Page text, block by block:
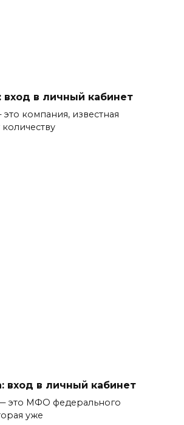
в личный кабинет
компания, известная
вход в личный кабинет
это МФО федерального
уже